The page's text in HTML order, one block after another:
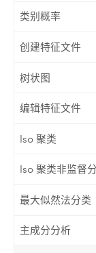
类别概率
创建特征文件
树状图
编辑特征文件
Iso 聚类
Iso 聚类非监督
最大似然法分类
主成分分析